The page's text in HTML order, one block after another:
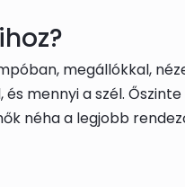
megállókkal,
mennyi a szél.
néha a legjobb